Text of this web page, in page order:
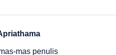
mas penulis